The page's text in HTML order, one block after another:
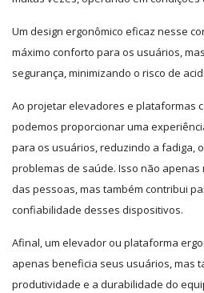
Um design ergonômico eficaz nesse
máximo conforto para os usuários,
segurança, minimizando o risco de
Ao projetar elevadores e plataformas
podemos proporcionar uma
para os usuários, reduzindo a fadiga,
problemas de saúde. Isso não
das pessoas, mas também contribui
confiabilidade desses dispositivos.
Afinal, um elevador ou plataforma
apenas beneficia seus usuários, mas
produtividade e a durabilidade do